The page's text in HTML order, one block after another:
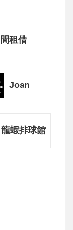
租借
Joan
龍蝦排球館